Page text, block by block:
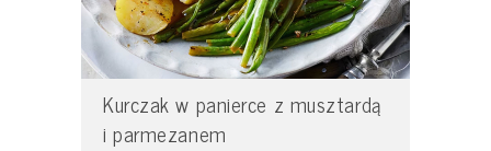
Kurczak w panierce z musztardą
i parmezanem